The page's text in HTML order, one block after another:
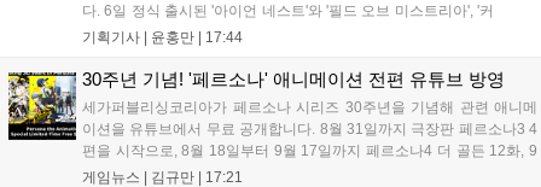
다. 6일 정식 출시된 '아이언 네스트'와 '필드 오브 미스트리아', '커
세어 코브'가 호평받고 있습니다. 한편, 7일 출시된 '마블 투혼'은
다. 유비소프트의 '고스트리콘: 와일드랜드'는 7년 만의 대규모 업
데이트 '라스트 라이츠'와 함께 95% 할인 중입니다....
기획기사 | 윤홍만 17:44
30주년 기념! '페르소나' 애니메이션 전편 유튜브 방영
세가퍼블리싱코리아가 페르소나 시리즈 30주년을 기념해 관련 애니메
이션을 유튜브에서 무료 공개합니다. 8월 31일까지 극장판 페르소나3 4
편을 시작으로, 8월 18일부터 9월 17일까지 페르소나4 더 골든 12화, 9
월 15일부터 10월 14일까지 페르소나5 시리즈가 순차 공개됩니다. 또한
게임뉴스 | 김규만 17:21